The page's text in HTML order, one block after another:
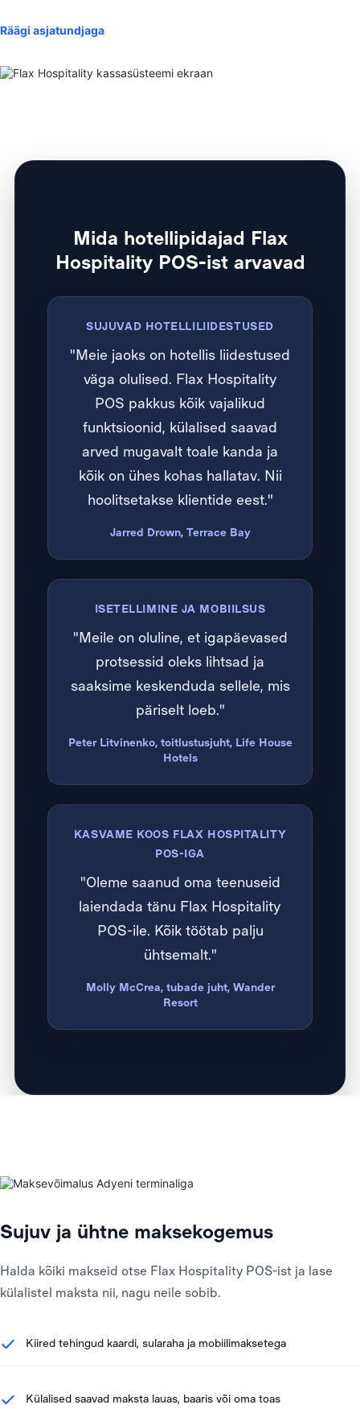
Räägi asjatundjaga
Mida hotellipidajad Flax
Hospitality POS-ist arvavad
SUJUVAD HOTELLILIIDESTUSED
"Meie jaoks on hotellis liidestused
väga olulised. Flax Hospitality
POS pakkus kõik vajalikud
funktsioonid, külalised saavad
arved mugavalt toale kanda ja
kõik on ühes kohas hallatav. Nii
hoolitsetakse klientide eest."
Jarred Drown, Terrace Bay
ISETELLIMINE JA MOBIILSUS
"Meile on oluline, et igapäevased
protsessid oleks lihtsad ja
saaksime keskenduda sellele, mis
päriselt loeb."
Peter Litvinenko, toitlustusjuht, Life House
Hotels
KASVAME KOOS FLAX HOSPITALITY
POS-IGA
"Oleme saanud oma teenuseid
laiendada tänu Flax Hospitality
POS-ile. Kõik töötab palju
ühtsemalt."
Molly McCrea, tubade juht, Wander
Resort
Sujuv ja ühtne maksekogemus
Halda kõiki makseid otse Flax Hospitality POS-ist ja lase
külalistel maksta nii, nagu neile sobib.
Kiired tehingud kaardi, sularaha ja mobiilimaksetega
Külalised saavad maksta lauas, baaris või oma toas